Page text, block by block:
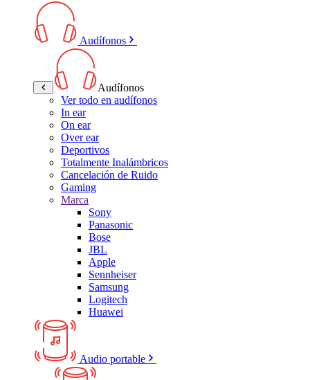
Audífonos
Audífonos
Ver todo en audífonos
In ear
On ear
Over ear
Deportivos
Totalmente Inalámbricos
Cancelación de Ruido
Gaming
Marca
Sony
Panasonic
Bose
JBL
Apple
Sennheiser
Samsung
Logitech
Huawei
Audio portable